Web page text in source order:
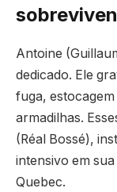
Antoine
dedicado. Ele
fuga,
armadilhas.
(Réal Bossé),
intensivo em
Quebec.